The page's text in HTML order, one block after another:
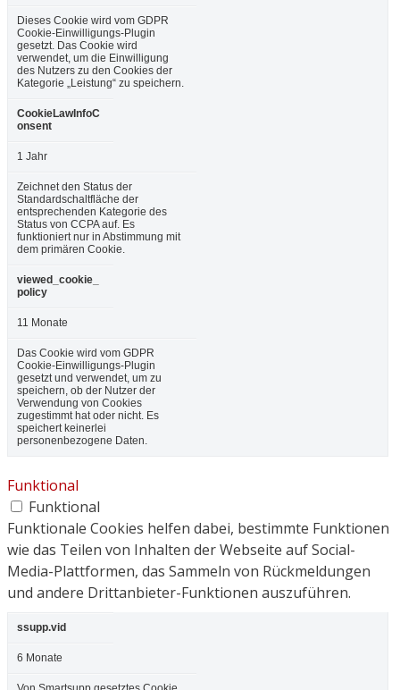
Dieses Cookie wird vom GDPR
Cookie-Einwilligungs-Plugin
gesetzt. Das Cookie wird
verwendet, um die Einwilligung
des Nutzers zu den Cookies der
Kategorie „Leistung“ zu speichern.
CookieLawInfoC
onsent
1 Jahr
Zeichnet den Status der
Standardschaltfläche der
entsprechenden Kategorie des
Status von CCPA auf. Es
funktioniert nur in Abstimmung mit
dem primären Cookie.
viewed_cookie_
policy
11 Monate
Das Cookie wird vom GDPR
Cookie-Einwilligungs-Plugin
gesetzt und verwendet, um zu
speichern, ob der Nutzer der
Verwendung von Cookies
zugestimmt hat oder nicht. Es
speichert keinerlei
personenbezogene Daten.
Funktional
Funktional
Funktionale Cookies helfen dabei, bestimmte Funktionen
wie das Teilen von Inhalten der Webseite auf Social-
Media-Plattformen, das Sammeln von Rückmeldungen
und andere Drittanbieter-Funktionen auszuführen.
ssupp.vid
6 Monate